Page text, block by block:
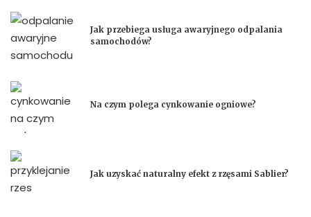
Jak przebiega usługa awaryjnego odpalania
samochodów?
Na czym polega cynkowanie ogniowe?
Jak uzyskać naturalny efekt z rzęsami Sablier?